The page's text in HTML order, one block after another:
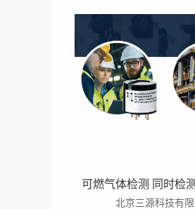
北京三源科技有